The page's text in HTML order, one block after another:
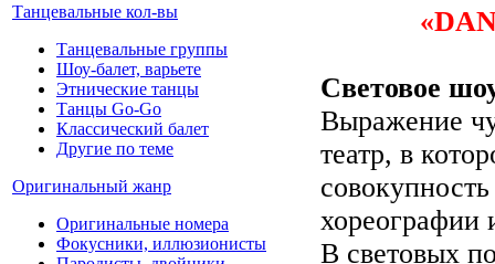
Танцевальные кол-вы
Танцевальные группы
Шоу-балет, варьете
Этнические танцы
Танцы Go-Go
Классический балет
Другие по теме
Оригинальный жанр
Оригинальные номера
Фокусники, иллюзионисты
Световое
Выражение
театр, в
хореографии
В световых